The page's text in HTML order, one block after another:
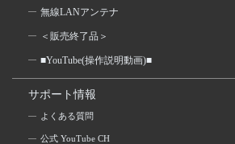
無線LANアンテナ
＜販売終了品＞
■YouTube(操作説明動画)■
サポート情報
よくある質問
公式 YouTube CH